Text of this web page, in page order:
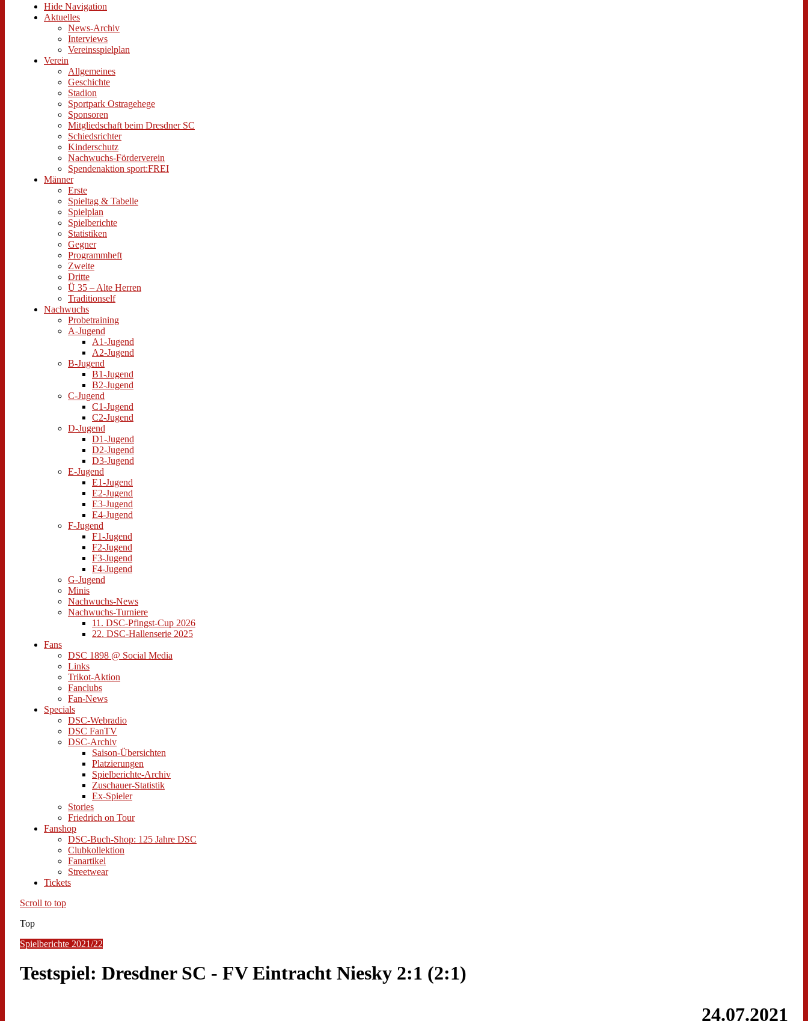
Hide Navigation
Aktuelles
News-Archiv
Interviews
Vereinsspielplan
Verein
Allgemeines
Geschichte
Stadion
Sportpark Ostragehege
Sponsoren
Mitgliedschaft beim Dresdner SC
Schiedsrichter
Kinderschutz
Nachwuchs-Förderverein
Spendenaktion sport:FREI
Männer
Erste
Spieltag & Tabelle
Spielplan
Spielberichte
Statistiken
Gegner
Programmheft
Zweite
Dritte
Ü 35 – Alte Herren
Traditionself
Nachwuchs
Probetraining
A-Jugend
A1-Jugend
A2-Jugend
B-Jugend
B1-Jugend
B2-Jugend
C-Jugend
C1-Jugend
C2-Jugend
D-Jugend
D1-Jugend
D2-Jugend
D3-Jugend
E-Jugend
E1-Jugend
E2-Jugend
E3-Jugend
E4-Jugend
F-Jugend
F1-Jugend
F2-Jugend
F3-Jugend
F4-Jugend
G-Jugend
Minis
Nachwuchs-News
Nachwuchs-Turniere
11. DSC-Pfingst-Cup 2026
22. DSC-Hallenserie 2025
Fans
DSC 1898 @ Social Media
Links
Trikot-Aktion
Fanclubs
Fan-News
Specials
DSC-Webradio
DSC FanTV
DSC-Archiv
Saison-Übersichten
Platzierungen
Spielberichte-Archiv
Zuschauer-Statistik
Ex-Spieler
Stories
Friedrich on Tour
Fanshop
DSC-Buch-Shop: 125 Jahre DSC
Clubkollektion
Fanartikel
Streetwear
Tickets
Scroll to top
Top
Spielberichte 2021/22
Testspiel: Dresdner SC - FV Eintracht Niesky 2:1 (2:1)
24.07.2021